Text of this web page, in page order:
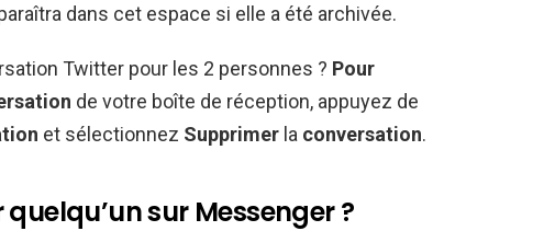
dans cet espace si elle a été archivée.
Twitter pour les 2 personnes ? Pour
de votre boîte de réception, appuyez de
et sélectionnez Supprimer la conversation.
sur Messenger ?